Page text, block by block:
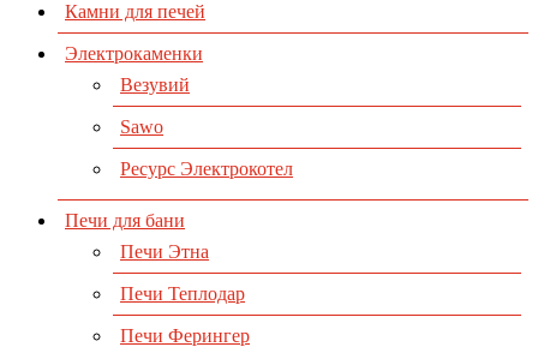
Камни для печей
Электрокаменки
Везувий
Sawo
Ресурс Электрокотел
Печи для бани
Печи Этна
Печи Теплодар
Печи Ферингер